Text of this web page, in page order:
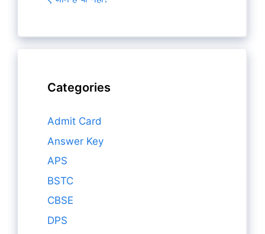
Categories
Admit Card
Answer Key
APS
BSTC
CBSE
DPS